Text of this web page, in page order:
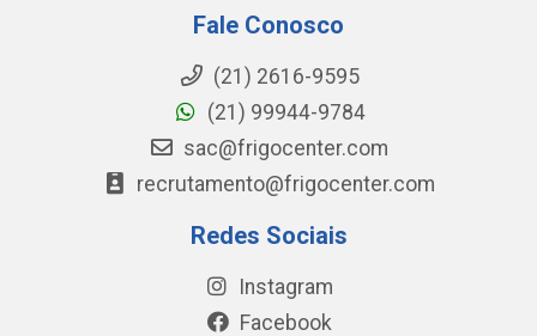
Fale Conosco
(21) 2616-9595
(21) 99944-9784
sac@frigocenter.com
recrutamento@frigocenter.com
Redes Sociais
Instagram
Facebook